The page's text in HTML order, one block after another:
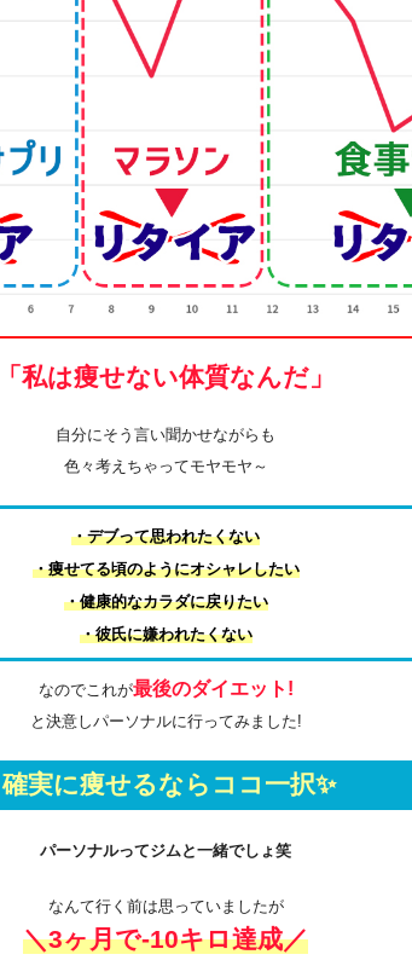
「私は痩せない体質なんだ」
自分にそう言い聞かせながらも
色々考えちゃってモヤモヤ～
・デブって思われたくない
・痩せてる頃のようにオシャレしたい
・健康的なカラダに戻りたい
・彼氏に嫌われたくない
なのでこれが最後のダイエット!
と決意しパーソナルに行ってみました!
確実に痩せるならココ一択✨
パーソナルってジムと一緒でしょ笑
なんて行く前は思っていましたが
＼3ヶ月で-10キロ達成／